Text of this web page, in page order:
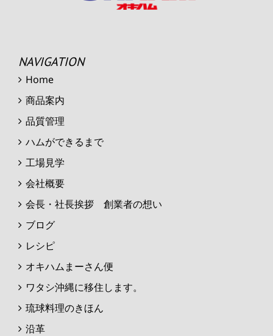
NAVIGATION
Home
商品案内
品質管理
ハムができるまで
工場見学
会社概要
会長・社長挨拶 創業者の想い
ブログ
レシピ
オキハムまーさん便
ワタシ沖縄に移住します。
琉球料理のきほん
沿革